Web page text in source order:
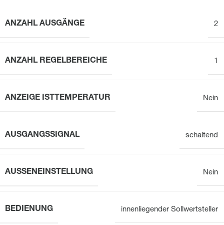
ANZAHL AUSGÄNGE 2
ANZAHL REGELBEREICHE 1
ANZEIGE ISTTEMPERATUR Nein
AUSGANGSSIGNAL schaltend
AUSSENEINSTELLUNG Nein
BEDIENUNG innenliegender Sollwertsteller